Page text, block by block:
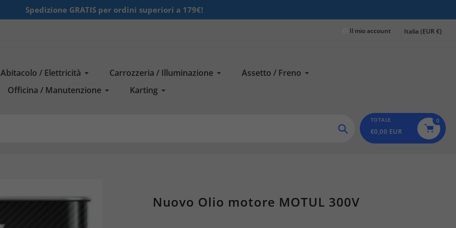
Serve aiuto? Clicca qui!
Il mio account Italia (EUR €)
Abitacolo / Elettricità Carrozzeria / Illuminazione
Assetto / Freno
Officina / Manutenzione Karting
Ricerca
TOTALE
€0,00 EUR
0
Nuovo Olio motore MOTUL 300V